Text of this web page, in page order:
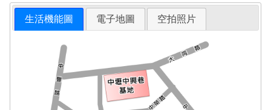
生活機能圖 電子地圖 空拍照片